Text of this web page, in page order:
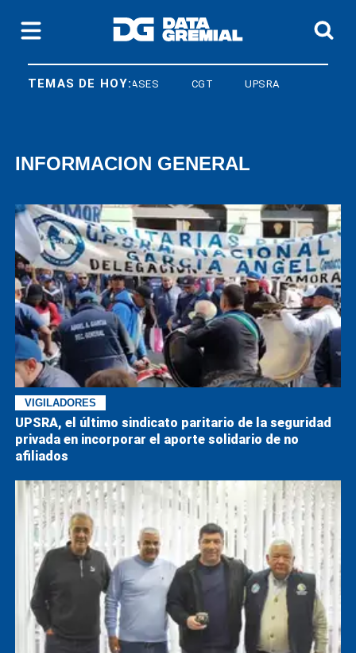
TEMAS DE HOY:
LEY BASES CGT UPSRA
INFORMACION GENERAL
VIGILADORES
UPSRA, el último sindicato paritario de la seguridad
privada en incorporar el aporte solidario de no
afiliados